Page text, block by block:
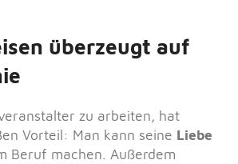
überzeugt auf
zu arbeiten, hat
Vorteil: Man kann seine Liebe
Beruf machen. Außerdem